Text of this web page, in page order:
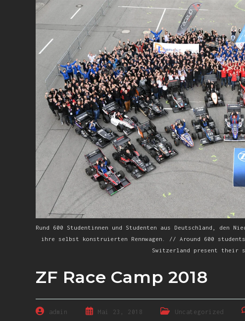
Rund 600 Studentinnen und Studenten aus Deutschland, den
ihre selbst konstruierten Rennwagen. // Around 600
Switzerland present their
ZF Race Camp 2018
admin Mai 23, 2018 Uncategorized